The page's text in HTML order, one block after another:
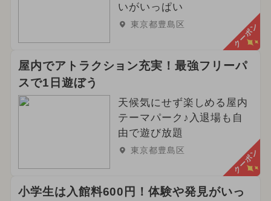
いがいっぱい
東京都豊島区 クーポン
屋内でアトラクション充実！最強フリーパ
スで1日遊ぼう
天候気にせず楽しめる屋内
テーマパーク♪入退場も自
由で遊び放題
東京都豊島区 クーポン
小学生は入館料600円！体験や発見がいっ